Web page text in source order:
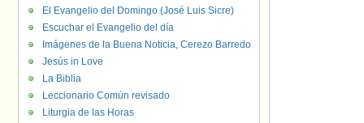
El Evangelio del Domingo (José Luis Sicre)
Escuchar el Evangelio del día
Imágenes de la Buena Noticia, Cerezo Barredo
Jesús in Love
La Biblia
Leccionario Común revisado
Liturgia de las Horas